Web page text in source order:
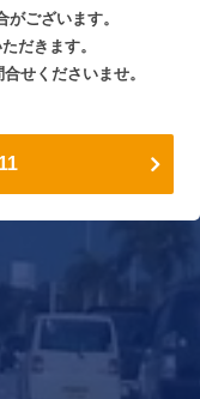
ございます。
だきます。
せくださいませ。